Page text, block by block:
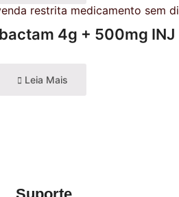
4g + 500mg INJ
Leia Mais